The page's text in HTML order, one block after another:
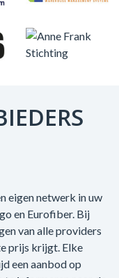
eigen netwerk in uw
en Eurofiber. Bij
van alle providers
prijs krijgt. Elke
een aanbod op